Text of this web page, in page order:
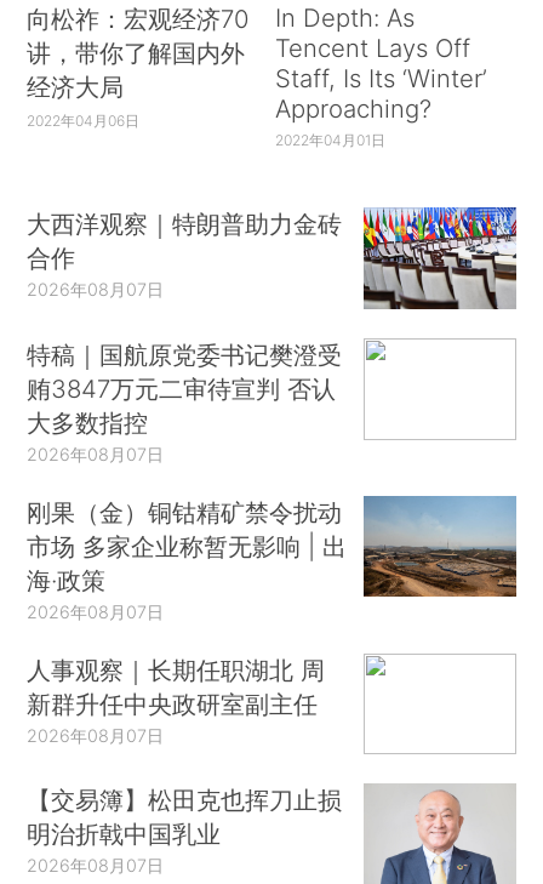
向松祚：宏观经济70
讲，带你了解国内外
经济大局
2022年04月06日
In Depth: As
Tencent Lays Off
Staff, Is Its ‘Winter’
Approaching?
2022年04月01日
大西洋观察｜特朗普助力金砖
合作
2026年08月07日
特稿｜国航原党委书记樊澄受
贿3847万元二审待宣判 否认
大多数指控
2026年08月07日
刚果（金）铜钴精矿禁令扰动
市场 多家企业称暂无影响 | 出
海·政策
2026年08月07日
人事观察｜长期任职湖北 周
新群升任中央政研室副主任
2026年08月07日
【交易簿】松田克也挥刀止损
明治折戟中国乳业
2026年08月07日